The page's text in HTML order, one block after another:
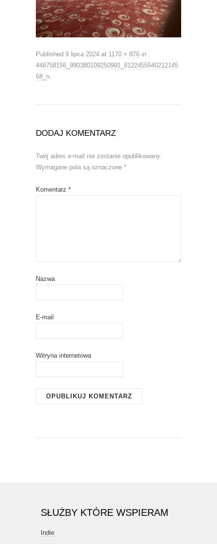
Published 9 lipca 2024 at 1170 × 876 in
448758156_990380109250991_8122455540212145
68_n
DODAJ KOMENTARZ
Twój adres e-mail nie zostanie opublikowany.
Wymagane pola są oznaczone *
Komentarz *
Nazwa
E-mail
Witryna internetowa
SŁUŻBY KTÓRE WSPIERAM
Indie